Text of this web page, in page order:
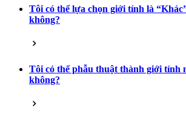
Tôi có thể lựa chọn giới tính là
không?
Tôi có thể phẫu thuật thành giới tính
không?